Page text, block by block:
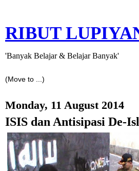
RIBUT
'Banyak Belajar & Belajar Banyak'
Monday, 11 August 2014
ISIS dan Antisipasi De-